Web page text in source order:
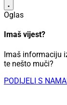
Oglas
Imaš vijest?
Imaš informaciju
te nešto muči?
PODIJELI S